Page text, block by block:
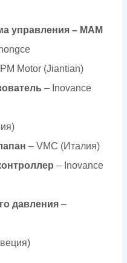
управления – MAM
Motor (Jiantian)
– Inovance
– VMC (Италия)
– Inovance
давления –